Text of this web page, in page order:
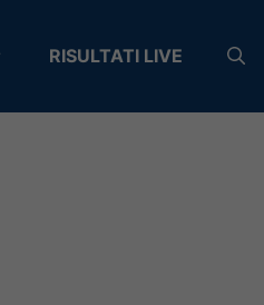
RISULTATI LIVE